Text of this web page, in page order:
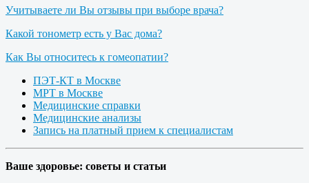
Учитываете ли Вы отзывы при выборе врача?
Какой тонометр есть у Вас дома?
Как Вы относитесь к гомеопатии?
ПЭТ-КТ в Москве
МРТ в Москве
Медицинские справки
Медицинские анализы
Запись на платный прием к специалистам
Ваше здоровье: советы и статьи